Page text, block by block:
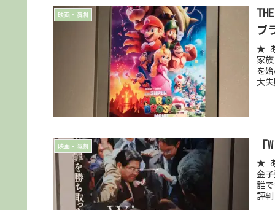
映画・演劇
ブ
★ あ
家
を
大
映画・演劇 「
★ あ
金
誰
評